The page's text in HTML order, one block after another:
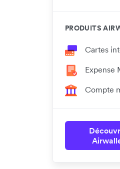
PRODUITS
Cartes
Expense
Compte